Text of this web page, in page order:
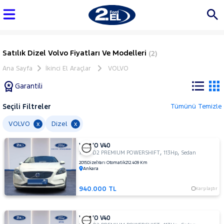
Satılık Dizel Volvo Fiyatları Ve Modelleri (2)
Ana Sayfa İkinci El Araçlar VOLVO
Garantili
Tüm
Araçlar
AUDI
BMC
BMW
BYD
Seçili Filtreler Tümünü Temizle
VOLVO x Dizel x
VOLVO V40
1.6 D D2 PREMIUM POWERSHIFT,113Hp, Sedan
2015DizelYarı Otomatik212.409 Km
Ankara
940.000 TL Karşılaştır
VOLVO V40